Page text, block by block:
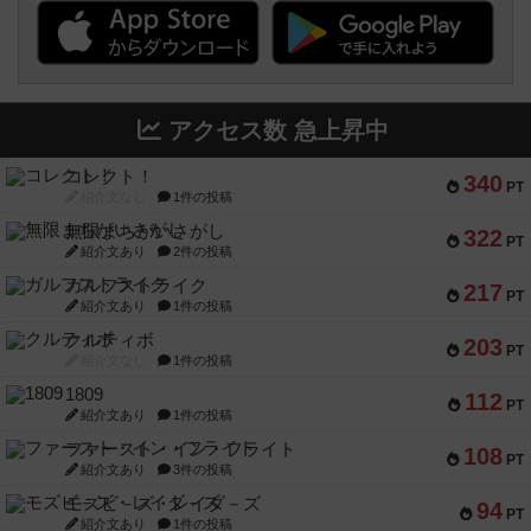
アクセス数 急上昇中
340 PT
コレクト！
1件の投稿
322 PT
無限まちがいさがし
紹介文あり 2件の投稿
217 PT
ガルフストライク
紹介文あり 1件の投稿
203 PT
クルティボ
1件の投稿
112 PT
1809
紹介文あり 1件の投稿
108 PT
ファースト・イン・フライト
紹介文あり 3件の投稿
94 PT
モズビ－ズ・レイダ－ズ
紹介文あり 1件の投稿